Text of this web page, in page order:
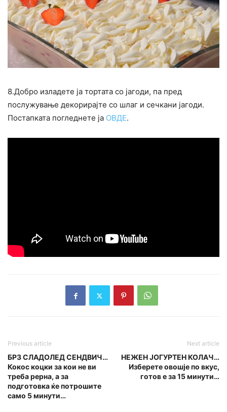
8.Добро изладете ја тортата со јагоди, па пред
послужување декорирајте со шлаг и сечкани јагоди.
Постапката погледнете ја ОВДЕ.
Previous article
БРЗ СЛАДОЛЕД СЕНДВИЧ…
Кокос коцки за кои не ви
треба рерна, а за
подготовка ќе потрошите
само 5 минути…
Next article
НЕЖЕН ЈОГУРТЕН КОЛАЧ…
Изберете овошје по вкус,
готов е за 15 минути…